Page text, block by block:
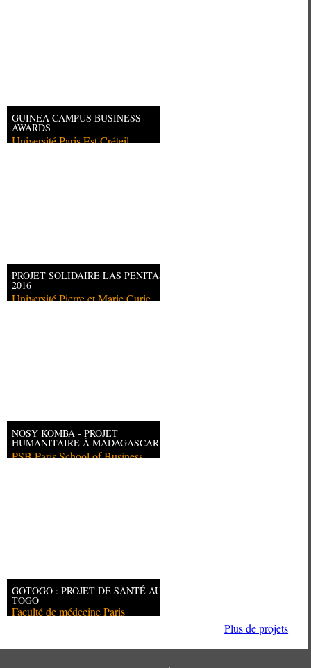
GUINEA CAMPUS BUSINESS
AWARDS
Université Paris Est Créteil
PROJET SOLIDAIRE LAS PENITAS
2016
Université Pierre et Marie Curie
NOSY KOMBA - PROJET
HUMANITAIRE À MADAGASCAR
PSB Paris School of Business
GOTOGO : PROJET DE SANTÉ AU
TOGO
Faculté de médecine Paris
Plus de projets